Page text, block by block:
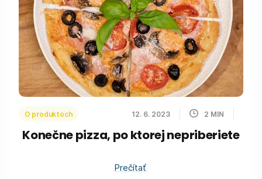
O produktoch 12. 6. 2023 2 MIN
Konečne pizza, po ktorej nepriberiete
Prečítať